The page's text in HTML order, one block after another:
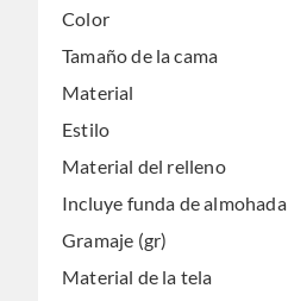
Color
Tamaño de la cama
Material
Estilo
Material del relleno
Incluye funda de almohada
Gramaje (gr)
Material de la tela